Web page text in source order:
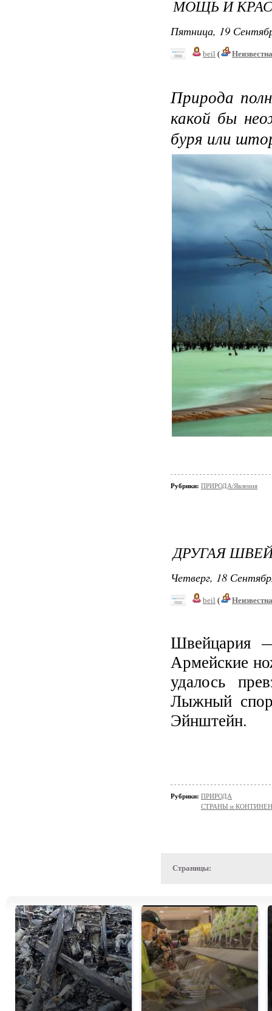
МОЩЬ И
Пятница, 19
beil (
Природа
какой бы
буря или
Рубрики: ПРИРОДА/Явления
ДРУГАЯ
Четверг, 18
beil (
Швейцария
Армейские
удалось
Лыжный
Эйнштейн.
Рубрики: ПРИРОДА
СТРАНЫ и
Страницы: